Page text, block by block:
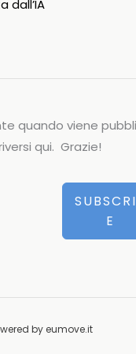
dall’IA
quando viene
qui. Grazie!
E
by eumove.it